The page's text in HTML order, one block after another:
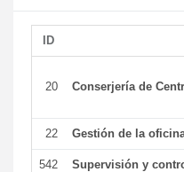
ID
20 Conserjería de
22 Gestión de la
542 Supervisión y